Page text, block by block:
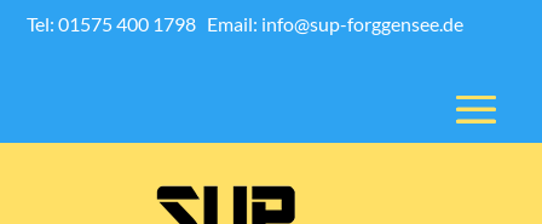
Tel: 01575 400 1798 Email: info@sup-forggensee.de